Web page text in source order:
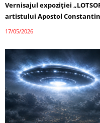
Vernisajul expoziției
artistului Apostol Constantin
17/05/2026